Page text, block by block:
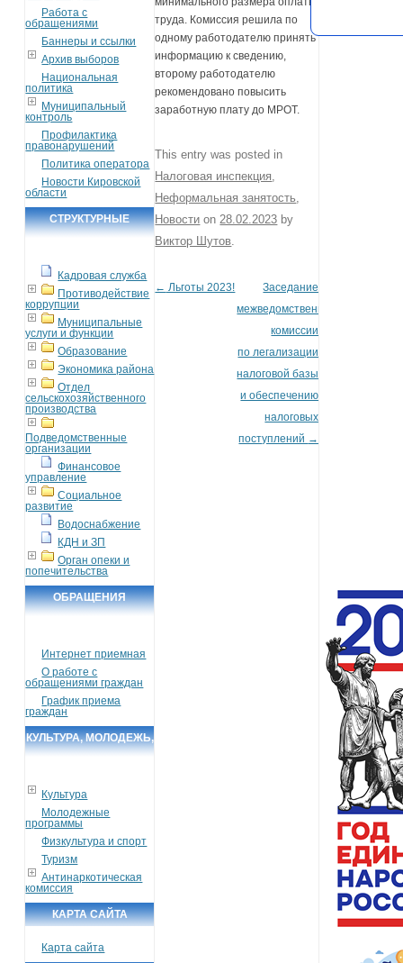
Работа с
обращениями
Баннеры и ссылки
Архив выборов
Национальная
политика
Муниципальный
контроль
Профилактика
правонарушений
Политика оператора
Новости Кировской
области
СТРУКТУРНЫЕ
Кадровая служба
Противодействие
коррупции
Муниципальные
услуги и функции
Образование
Экономика района
Отдел
сельскохозяйственного
производства
Подведомственные
организации
Финансовое
управление
Социальное
развитие
Водоснабжение
КДН и ЗП
Орган опеки и
попечительства
ОБРАЩЕНИЯ
Интернет приемная
О работе с
обращениями граждан
График приема
граждан
КУЛЬТУРА, МОЛОДЕЖЬ,
Культура
Молодежные
программы
Физкультура и спорт
Туризм
Антинаркотическая
комиссия
КАРТА САЙТА
Карта сайта
труда. Комиссия решила по
одному работодателю принять
информацию к сведению,
второму работодателю
рекомендовано повысить
заработную плату до МРОТ.
This entry was posted in
Налоговая инспекция
Неформальная занятость
Новости on 28.02.2023 by
Виктор Шутов
Post navigation
← Льготы 2023!
Заседание
межведомственной
комиссии
по легализации
налоговой базы
и обеспечению
налоговых
поступлений →